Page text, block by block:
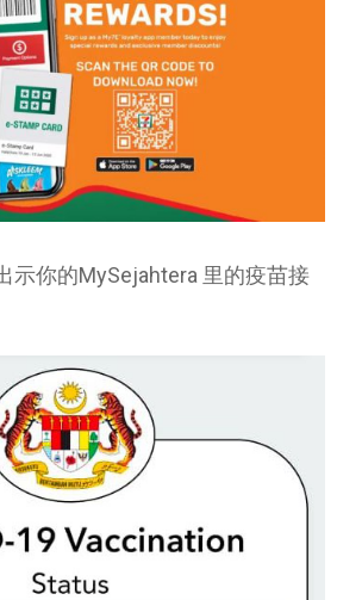
示你的MySejahtera 里的疫苗接